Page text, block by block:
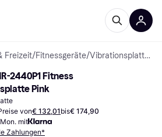
Freizeit/Fitnessgeräte/ Vibrationsplatten
2440P1 Fitness
Pink
von€ 132,01bis€ 174,90
mit
Zahlungen*